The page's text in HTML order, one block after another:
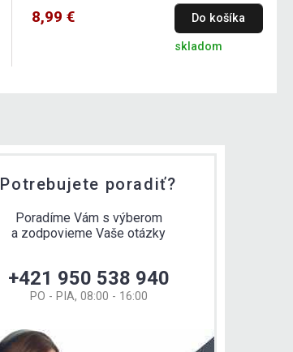
8,99 € Do košíka
skladom
Potrebujete poradiť?
Poradíme Vám s výberom
a zodpovieme Vaše otázky
+421 950 538 940
PO - PIA, 08:00 - 16:00